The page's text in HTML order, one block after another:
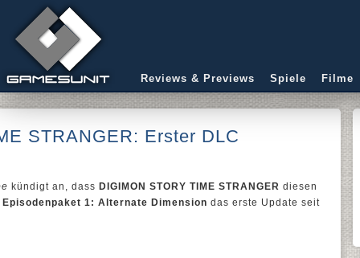
Reviews & Previews Spiele Filme
STRANGER: Erster DLC
kündigt an, dass DIGIMON STORY TIME STRANGER diesen
Episodenpaket 1: Alternate Dimension das erste Update seit